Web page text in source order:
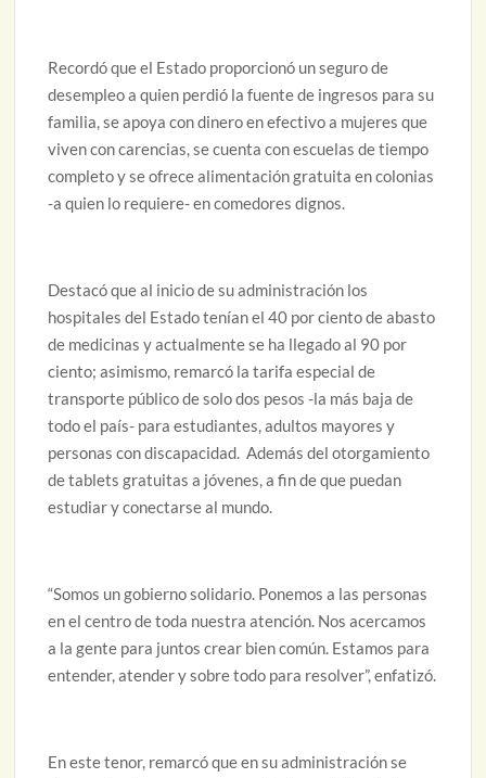
Recordó que el Estado proporcionó un seguro de
desempleo a quien perdió la fuente de ingresos para su
familia, se apoya con dinero en efectivo a mujeres que
viven con carencias, se cuenta con escuelas de tiempo
completo y se ofrece alimentación gratuita en colonias
-a quien lo requiere- en comedores dignos.
Destacó que al inicio de su administración los
hospitales del Estado tenían el 40 por ciento de abasto
de medicinas y actualmente se ha llegado al 90 por
ciento; asimismo, remarcó la tarifa especial de
transporte público de solo dos pesos -la más baja de
todo el país- para estudiantes, adultos mayores y
personas con discapacidad. Además del otorgamiento
de tablets gratuitas a jóvenes, a fin de que puedan
estudiar y conectarse al mundo.
“Somos un gobierno solidario. Ponemos a las personas
en el centro de toda nuestra atención. Nos acercamos
a la gente para juntos crear bien común. Estamos para
entender, atender y sobre todo para resolver”, enfatizó.
En este tenor, remarcó que en su administración se